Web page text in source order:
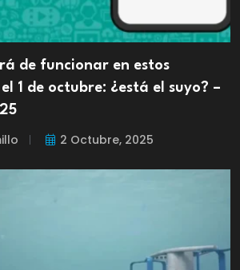
de funcionar en estos
1 de octubre: ¿está el suyo? –
2 Octubre, 2025